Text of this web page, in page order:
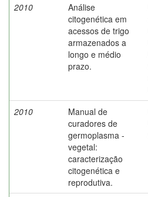
2010
Análise
citogenética em
acessos de trigo
armazenados a
longo e médio
prazo.
2010
Manual de
curadores de
germoplasma -
vegetal:
caracterização
citogenética e
reprodutiva.